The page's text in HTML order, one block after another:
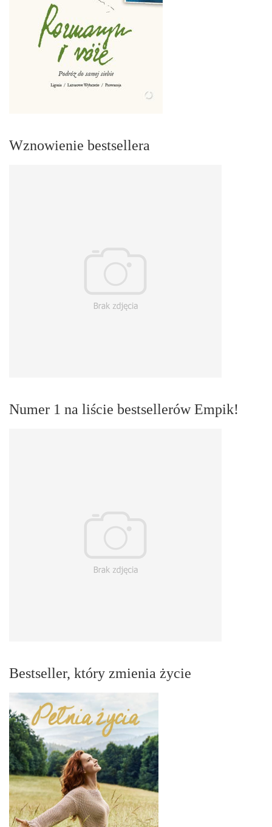
Wznowienie bestsellera
Numer 1 na liście bestsellerów Empik!
Bestseller, który zmienia życie